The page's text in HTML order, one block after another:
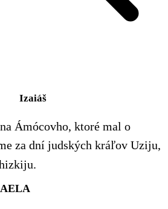
Izaiáš
Ámócovho, ktoré mal o
za dní judských kráľov Uziju,